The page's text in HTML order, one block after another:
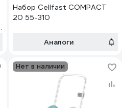
Набор Cellfast COMPACT
20 55-310
Аналоги
Нет в наличии